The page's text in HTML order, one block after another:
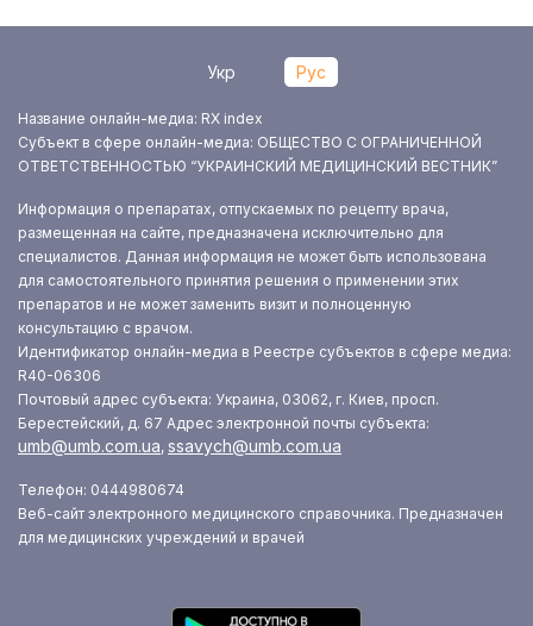
Укр Рус
Название онлайн-медиа: RX index
Субъект в сфере онлайн-медиа: ОБЩЕСТВО С ОГРАНИЧЕННОЙ
ОТВЕТСТВЕННОСТЬЮ “УКРАИНСКИЙ МЕДИЦИНСКИЙ ВЕСТНИК”
Информация о препаратах, отпускаемых по рецепту врача,
размещенная на сайте, предназначена исключительно для
специалистов. Данная информация не может быть использована
для самостоятельного принятия решения о применении этих
препаратов и не может заменить визит и полноценную
консультацию с врачом.
Идентификатор онлайн-медиа в Реестре субъектов в сфере медиа:
R40-06306
Почтовый адрес субъекта: Украина, 03062, г. Киев, просп.
Берестейский, д. 67 Адрес электронной почты субъекта:
umb@umb.com.ua, ssavych@umb.com.ua
Телефон: 0444980674
Веб-сайт электронного медицинского справочника. Предназначен
для медицинских учреждений и врачей